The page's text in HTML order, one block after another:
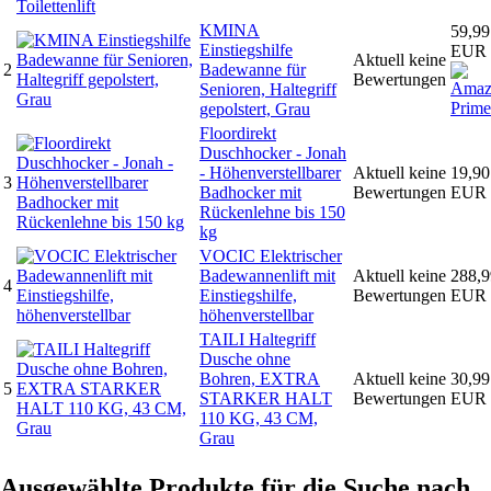
2
KMINA
Einstiegshilfe
Badewanne für
Senioren, Haltegriff
gepolstert, Grau
Aktuell keine
Bewertungen
59,99
EUR
3
Floordirekt
Duschhocker - Jonah
- Höhenverstellbarer
Badhocker mit
Rückenlehne bis 150
kg
Aktuell keine
Bewertungen
19,90
EUR
4
VOCIC Elektrischer
Badewannenlift mit
Einstiegshilfe,
höhenverstellbar
Aktuell keine
Bewertungen EUR
5
TAILI Haltegriff
Dusche ohne
Bohren, EXTRA
STARKER HALT
110 KG, 43 CM,
Grau
Aktuell keine
Bewertungen
30,99
EUR